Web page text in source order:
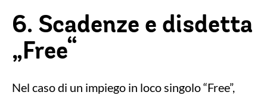
6. Scadenze e disdetta
„Free“
Nel caso di un impiego in loco singolo “Free”,